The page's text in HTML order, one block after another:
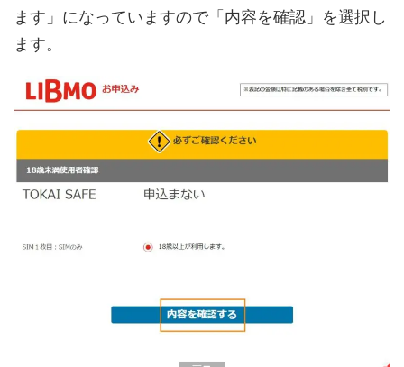
ます」になっていますので「内容を確認」を選択し
ます。